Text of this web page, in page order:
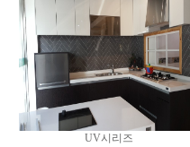
UV시리즈